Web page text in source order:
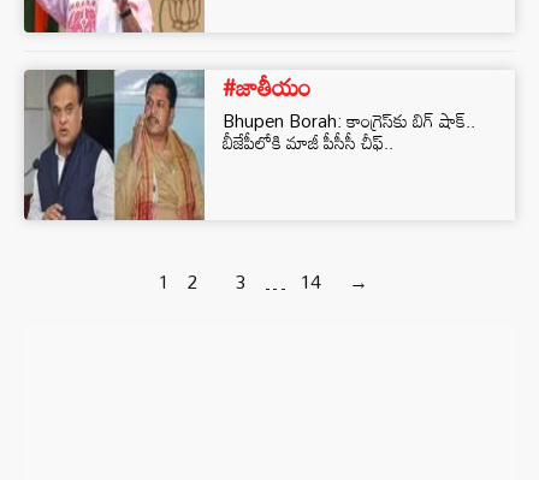
#జాతీయం
Bhupen Borah: కాంగ్రెస్‌కు బిగ్ షాక్..
బీజేపీలోకి మాజీ పీసీసీ చీఫ్..
1 2 3 … 14 →